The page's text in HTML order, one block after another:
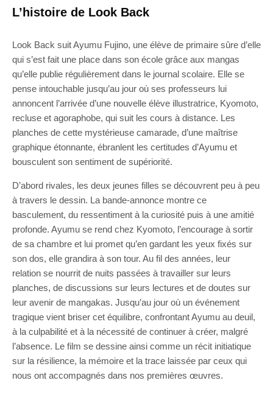
L’histoire de Look Back
Look Back suit Ayumu Fujino, une élève de primaire sûre d’elle
qui s’est fait une place dans son école grâce aux mangas
qu’elle publie régulièrement dans le journal scolaire. Elle se
pense intouchable jusqu’au jour où ses professeurs lui
annoncent l’arrivée d’une nouvelle élève illustratrice, Kyomoto,
recluse et agoraphobe, qui suit les cours à distance. Les
planches de cette mystérieuse camarade, d’une maîtrise
graphique étonnante, ébranlent les certitudes d’Ayumu et
bousculent son sentiment de supériorité.
D’abord rivales, les deux jeunes filles se découvrent peu à peu
à travers le dessin. La bande-annonce montre ce
basculement, du ressentiment à la curiosité puis à une amitié
profonde. Ayumu se rend chez Kyomoto, l’encourage à sortir
de sa chambre et lui promet qu’en gardant les yeux fixés sur
son dos, elle grandira à son tour. Au fil des années, leur
relation se nourrit de nuits passées à travailler sur leurs
planches, de discussions sur leurs lectures et de doutes sur
leur avenir de mangakas. Jusqu’au jour où un événement
tragique vient briser cet équilibre, confrontant Ayumu au deuil,
à la culpabilité et à la nécessité de continuer à créer, malgré
l’absence. Le film se dessine ainsi comme un récit initiatique
sur la résilience, la mémoire et la trace laissée par ceux qui
nous ont accompagnés dans nos premières œuvres.